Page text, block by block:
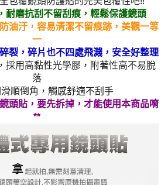
耐磨抗刮不留刮痕，輕鬆保護鏡頭
油汙，容易清潔不留痕跡，美觀一等
一
裂，碎片也不四處飛濺，安全好整理
採用高黏性光學膠，附著性高不易脫
落
順倒角，觸感舒適不刮手
頭貼，要先拆掉，才能使用本商品唷
**